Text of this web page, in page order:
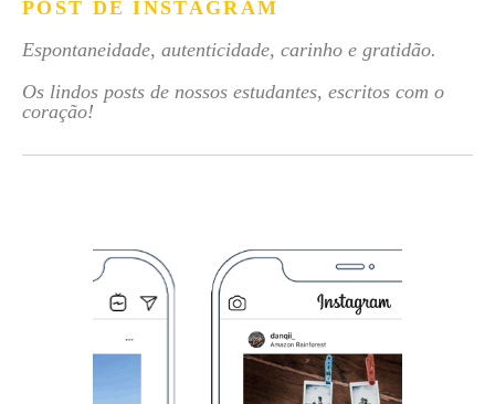
POST DE INSTAGRAM
Espontaneidade, autenticidade, carinho e gratidão.
Os lindos posts de nossos estudantes, escritos com o
coração!